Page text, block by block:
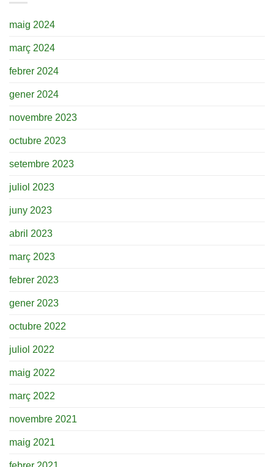
maig 2024
març 2024
febrer 2024
gener 2024
novembre 2023
octubre 2023
setembre 2023
juliol 2023
juny 2023
abril 2023
març 2023
febrer 2023
gener 2023
octubre 2022
juliol 2022
maig 2022
març 2022
novembre 2021
maig 2021